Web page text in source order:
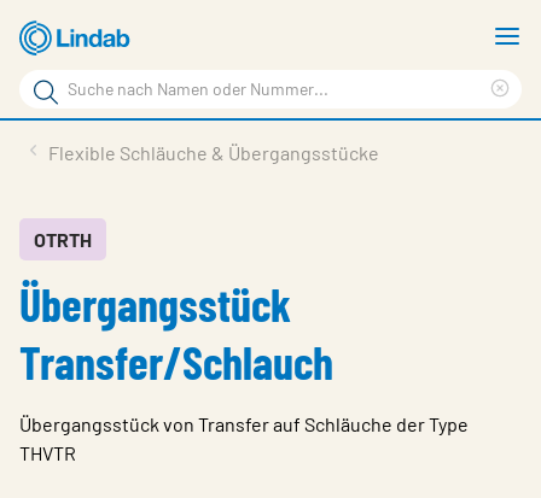
Zum
Hauptinhalt
springen
Suchbegriff
Seite
durchsuchen
Wissen & Service
Inspiration
Unternehmen
Kontakt
Flexible Schläuche & Übergangsstücke
OTRTH
Übergangsstück
Transfer/Schlauch
Übergangsstück von Transfer auf Schläuche der Type
THVTR